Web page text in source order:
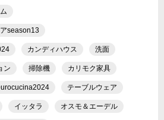
season13
カンディハウス 洗面
ン 掃除機 カリモク家具
テーブルウェア
イッタラ オスモ＆エーデル